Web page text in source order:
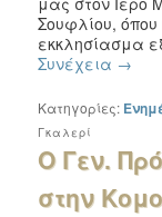
Σουφλίου,
εκκλησίασμα
Συνέχεια →
Κατηγορίες:
Ο Γεν.
στην
Γκαλερί